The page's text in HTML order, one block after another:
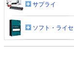
サプライ
ソフト・ライ